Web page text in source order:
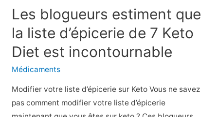
les
sautes
d’humeur
de
la
ménopause
Centre
Les blogueurs estiment que
la liste d’épicerie de 7 Keto
Diet est incontournable
Médicaments
Modifier votre liste d’épicerie sur Keto Vous ne savez
pas comment modifier votre liste d’épicerie